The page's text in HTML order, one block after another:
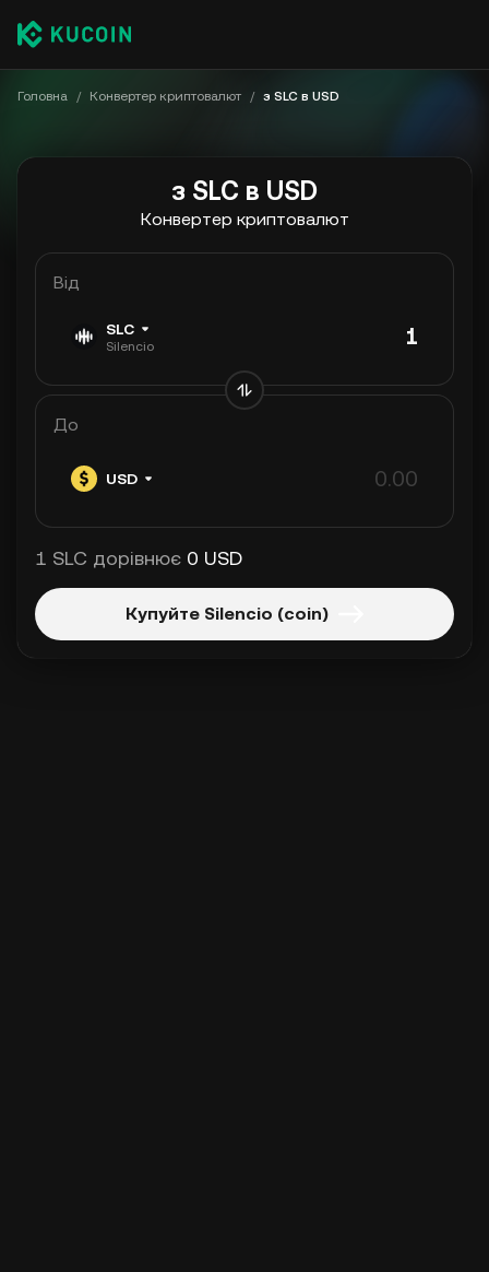
Головна / Конвертер криптовалют / з SLC в USD
з SLC в USD
Конвертер криптовалют
Від
SLC
Silencio
До
USD
1 SLC дорівнює 0 USD
Купуйте Silencio (coin)